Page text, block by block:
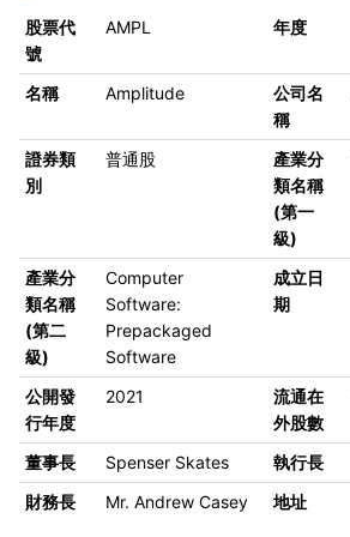
股票代
號
AMPL 年度
名稱 Amplitude
公司名
稱
證券類
別
普通股
產業分
類名稱
(第一
級)
產業分
類名稱
(第二
級)
Computer
Software:
Prepackaged
Software
成立日
期
公開發
行年度
2021
流通在
外股數
董事長 Spenser Skates 執行長
財務長
Mr. Andrew Casey 地址